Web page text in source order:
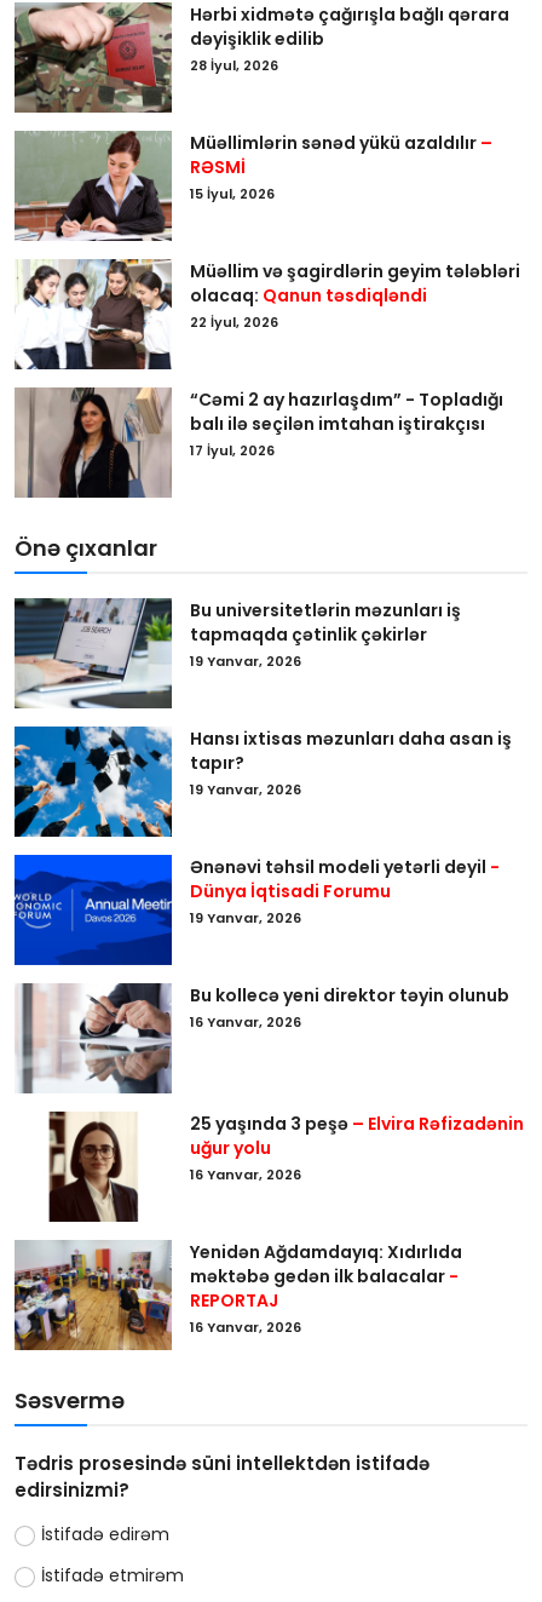
Hərbi xidmətə çağırışla bağlı qərara
dəyişiklik edilib
28 İyul, 2026
Müəllimlərin sənəd yükü azaldılır –
RƏSMİ
15 İyul, 2026
Müəllim və şagirdlərin geyim tələbləri
olacaq: Qanun təsdiqləndi
22 İyul, 2026
“Cəmi 2 ay hazırlaşdım” - Topladığı
balı ilə seçilən imtahan iştirakçısı
17 İyul, 2026
Önə çıxanlar
Bu universitetlərin məzunları iş
tapmaqda çətinlik çəkirlər
19 Yanvar, 2026
Hansı ixtisas məzunları daha asan iş
tapır?
19 Yanvar, 2026
Ənənəvi təhsil modeli yetərli deyil -
Dünya İqtisadi Forumu
19 Yanvar, 2026
Bu kollecə yeni direktor təyin olunub
16 Yanvar, 2026
25 yaşında 3 peşə – Elvira Rəfizadənin
uğur yolu
16 Yanvar, 2026
Yenidən Ağdamdayıq: Xıdırlıda
məktəbə gedən ilk balacalar -
REPORTAJ
16 Yanvar, 2026
Səsvermə
Tədris prosesində süni intellektdən istifadə
edirsinizmi?
İstifadə edirəm
İstifadə etmirəm